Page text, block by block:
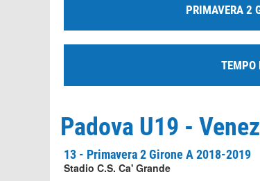
PRIMAVERA 2
TEMPO
Padova U19 -
13 - Primavera 2 Girone A 2018-2019
Stadio C.S. Ca' Grande